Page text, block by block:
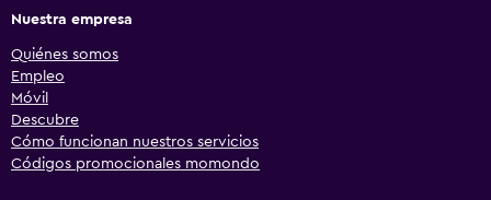
Nuestra empresa
Quiénes somos
Empleo
Móvil
Descubre
Cómo funcionan nuestros servicios
Códigos promocionales momondo